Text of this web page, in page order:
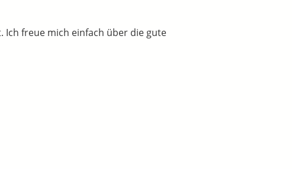
Ich freue mich einfach über die gute